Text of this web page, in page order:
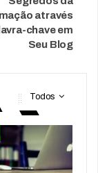
através
chave em
Seu Blog
Todos